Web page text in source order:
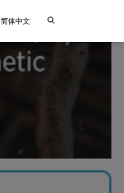
简体中文